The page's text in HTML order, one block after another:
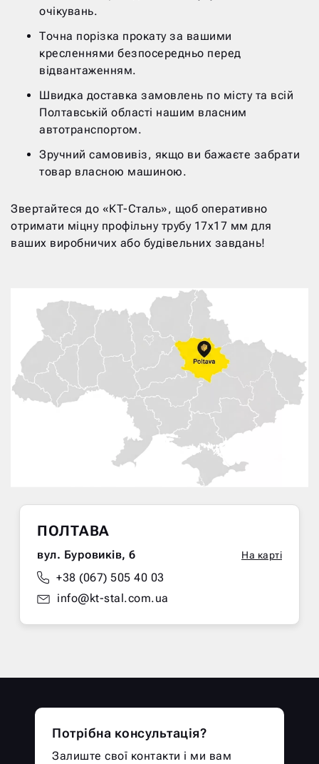
очікувань.
Точна порізка прокату за вашими
кресленнями безпосередньо перед
відвантаженням.
Швидка доставка замовлень по місту та всій
Полтавській області нашим власним
автотранспортом.
Зручний самовивіз, якщо ви бажаєте забрати
товар власною машиною.
Звертайтеся до «КТ-Сталь», щоб оперативно
отримати міцну профільну трубу 17х17 мм для
ваших виробничих або будівельних завдань!
ПОЛТАВА
вул. Буровиків, 6 На карті
+38 (067) 505 40 03
info@kt-stal.com.ua
Потрібна консультація?
Залиште свої контакти і ми вам